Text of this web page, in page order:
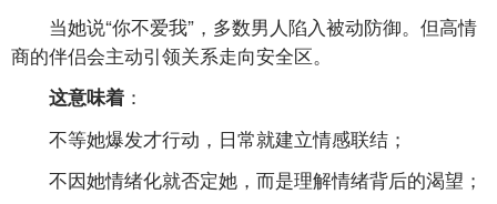
当她说“你不爱我”，多数男人陷入被动防御。但高情
商的伴侣会主动引领关系走向安全区。
这意味着 ：
不等她爆发才行动，日常就建立情感联结；
不因她情绪化就否定她，而是理解情绪背后的渴望；